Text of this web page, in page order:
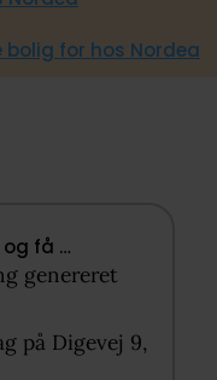
bolig for hos Nordea
få …​
genereret
på Digevej 9,